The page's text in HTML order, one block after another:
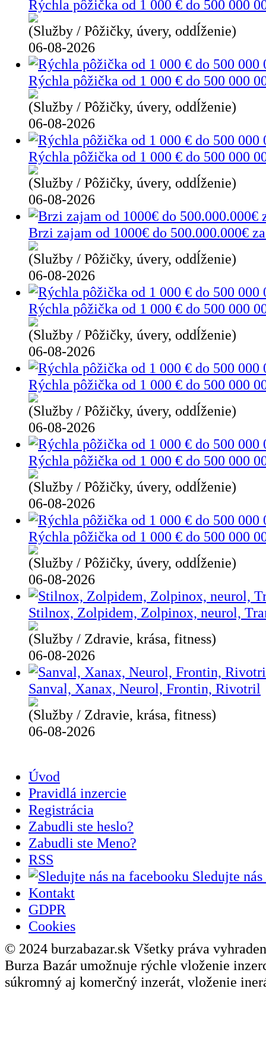
Rýchla pôžička od 1 000 € do 500 000
(Služby / Pôžičky, úvery, oddĺženie)
06-08-2026
Rýchla pôžička od 1 000 € do 500 000
(Služby / Pôžičky, úvery, oddĺženie)
06-08-2026
Rýchla pôžička od 1 000 € do 500 000
(Služby / Pôžičky, úvery, oddĺženie)
06-08-2026
Brzi zajam od 1000€ do 500.000.000€
(Služby / Pôžičky, úvery, oddĺženie)
06-08-2026
Rýchla pôžička od 1 000 € do 500 000
(Služby / Pôžičky, úvery, oddĺženie)
06-08-2026
Rýchla pôžička od 1 000 € do 500 000
(Služby / Pôžičky, úvery, oddĺženie)
06-08-2026
Rýchla pôžička od 1 000 € do 500 000
(Služby / Pôžičky, úvery, oddĺženie)
06-08-2026
Rýchla pôžička od 1 000 € do 500 000
(Služby / Pôžičky, úvery, oddĺženie)
06-08-2026
Stilnox, Zolpidem, Zolpinox, neurol,
(Služby / Zdravie, krása, fitness)
06-08-2026
Sanval, Xanax, Neurol, Frontin, Rivotril
(Služby / Zdravie, krása, fitness)
06-08-2026
Úvod
Pravidlá inzercie
Registrácia
Zabudli ste heslo?
Zabudli ste Meno?
RSS
Sledujte
Kontakt
GDPR
Cookies
© 2024 burzabazar.sk Všetky práva
Burza Bazár umožnuje rýchle vloženie
súkromný aj komerčný inzerát, vloženie